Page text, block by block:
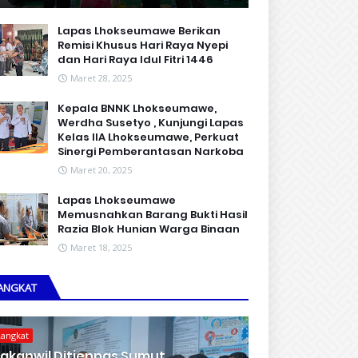
Lapas Lhokseumawe Berikan
Remisi Khusus Hari Raya Nyepi
dan Hari Raya Idul Fitri 1446
Maret 28, 2025
Kepala BNNK Lhokseumawe,
Werdha Susetyo , Kunjungi Lapas
Kelas IIA Lhokseumawe, Perkuat
Sinergi Pemberantasan Narkoba
Maret 20, 2025
Lapas Lhokseumawe
Memusnahkan Barang Bukti Hasil
Razia Blok Hunian Warga Binaan
Maret 18, 2025